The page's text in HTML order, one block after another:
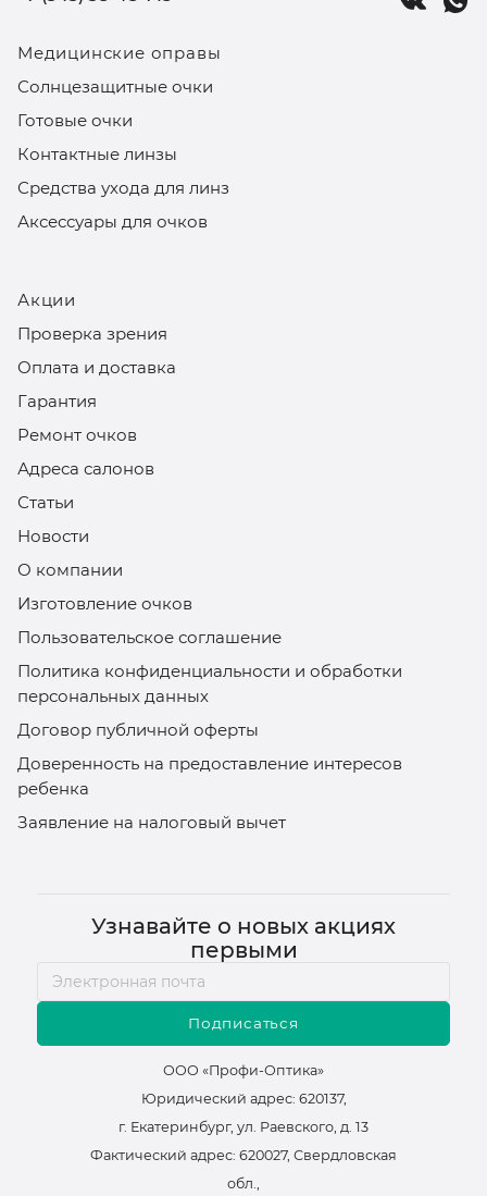
Медицинские оправы
Солнцезащитные очки
Готовые очки
Контактные линзы
Средства ухода для линз
Аксессуары для очков
Акции
Проверка зрения
Оплата и доставка
Гарантия
Ремонт очков
Адреса салонов
Статьи
Новости
О компании
Изготовление очков
Пользовательское соглашение
Политика конфиденциальности и обработки
персональных данных
Договор публичной оферты
Доверенность на предоставление интересов
ребенка
Заявление на налоговый вычет
Узнавайте о новых акциях
первыми
Подписаться
ООО «Профи-Оптика»
Юридический адрес: 620137,
г. Екатеринбург, ул. Раевского, д. 13
Фактический адрес: 620027, Свердловская
обл.,